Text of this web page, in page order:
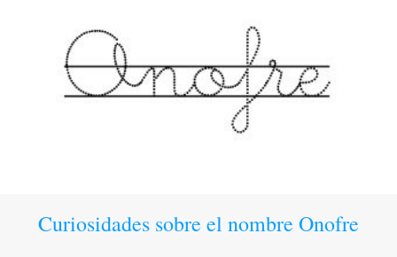
Curiosidades sobre el nombre Onofre